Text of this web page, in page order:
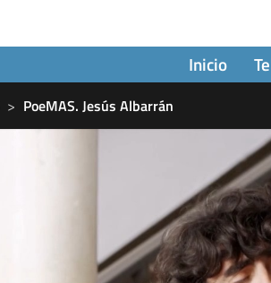
Inicio
PoeMAS. Jesús Albarrán